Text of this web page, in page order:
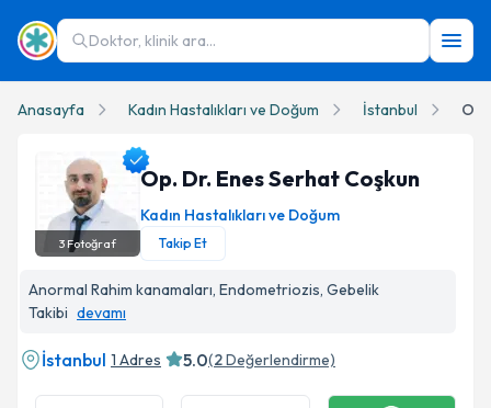
Doktor, klinik ara...
Anasayfa Kadın Hastalıkları ve Doğum İstanbul Op.
3 Fotoğraf
Op. Dr. Enes Serhat Coşkun
Kadın Hastalıkları ve Doğum
Takip Et
Anormal Rahim kanamaları, Endometriozis, Gebelik
Takibi devamı
İstanbul 1 Adres 5.0(2Değerlendirme)